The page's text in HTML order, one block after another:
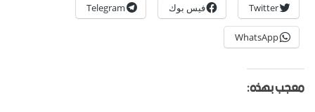
Twitter فيس بوك Telegram
WhatsApp
معجب بهذه: